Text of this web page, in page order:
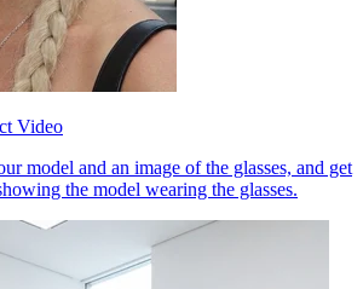
Video
model and an image of the glasses, and get
the model wearing the glasses.